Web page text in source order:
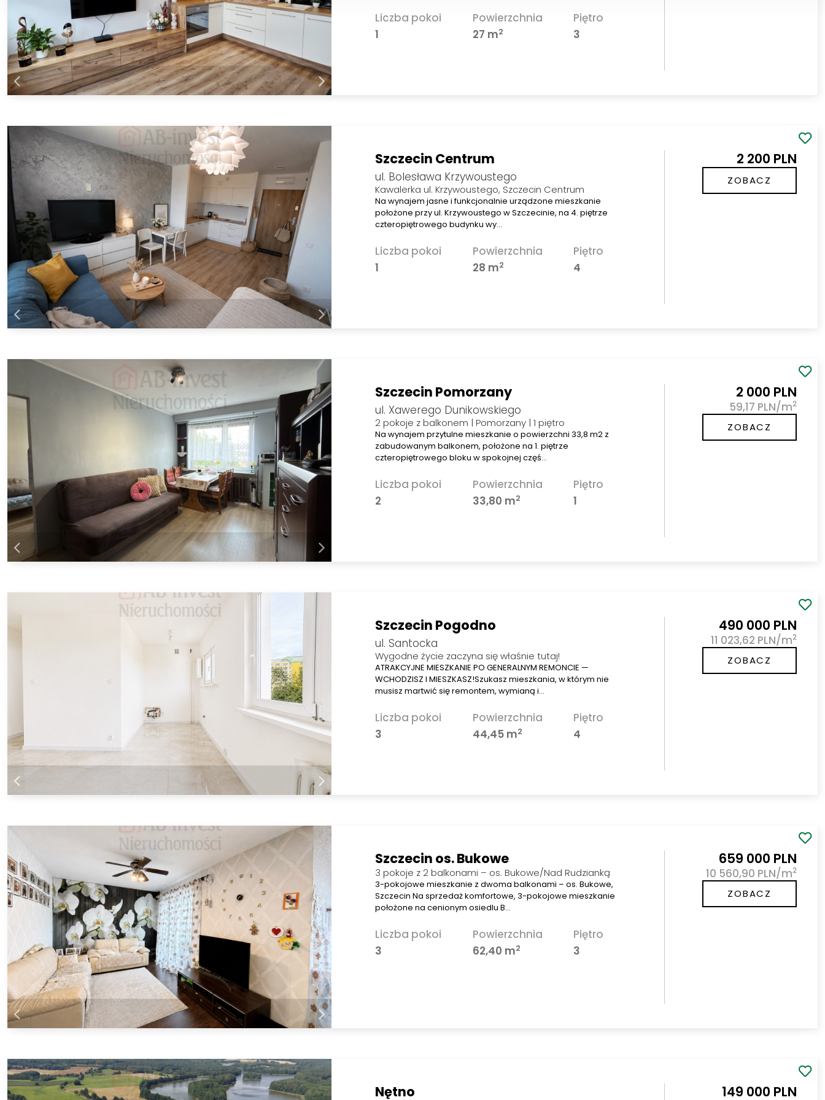
Liczba pokoi
1
Powierzchnia
27 m2
Piętro
3
Szczecin Centrum
ul. Bolesława Krzywoustego
Kawalerka ul. Krzywoustego, Szczecin Centrum
Na wynajem jasne i funkcjonalnie urządzone mieszkanie
położone przy ul. Krzywoustego w Szczecinie, na 4. piętrze
czteropiętrowego budynku wy…
Liczba pokoi
1
Powierzchnia
28 m2
Piętro
4
2 200 PLN
ZOBACZ
Szczecin Pomorzany
ul. Xawerego Dunikowskiego
2 pokoje z balkonem | Pomorzany | 1 piętro
Na wynajem przytulne mieszkanie o powierzchni 33,8 m2 z
zabudowanym balkonem, położone na 1. piętrze
czteropiętrowego bloku w spokojnej częś…
Liczba pokoi
2
Powierzchnia
33,80 m2
Piętro
1
2 000 PLN
59,17 PLN/m2
ZOBACZ
Szczecin Pogodno
ul. Santocka
Wygodne życie zaczyna się właśnie tutaj!
ATRAKCYJNE MIESZKANIE PO GENERALNYM REMONCIE —
WCHODZISZ I MIESZKASZ!Szukasz mieszkania, w którym nie
musisz martwić się remontem, wymianą i…
Liczba pokoi
3
Powierzchnia
44,45 m2
Piętro
4
490 000 PLN
11 023,62 PLN/m2
ZOBACZ
Szczecin os. Bukowe
3 pokoje z 2 balkonami – os. Bukowe/Nad Rudzianką
3-pokojowe mieszkanie z dwoma balkonami – os. Bukowe,
Szczecin Na sprzedaż komfortowe, 3-pokojowe mieszkanie
położone na cenionym osiedlu B…
Liczba pokoi
3
Powierzchnia
62,40 m2
Piętro
3
659 000 PLN
10 560,90 PLN/m2
ZOBACZ
Nętno 149 000 PLN